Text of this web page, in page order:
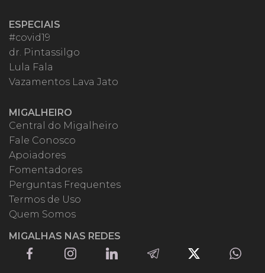
ESPECIAIS
#covid19
dr. Pintassilgo
Lula Fala
Vazamentos Lava Jato
MIGALHEIRO
Central do Migalheiro
Fale Conosco
Apoiadores
Fomentadores
Perguntas Frequentes
Termos de Uso
Quem Somos
MIGALHAS NAS REDES